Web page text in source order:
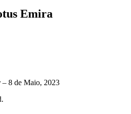
Emira
– 8 de Maio, 2023